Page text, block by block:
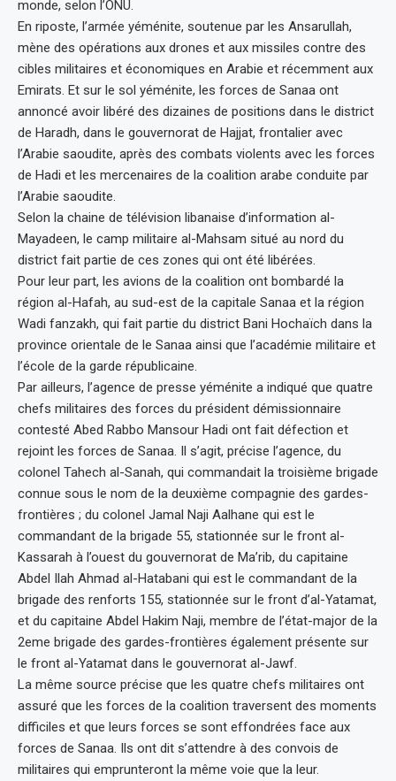
monde, selon l’ONU.
En riposte, l’armée yéménite, soutenue par les Ansarullah,
mène des opérations aux drones et aux missiles contre des
cibles militaires et économiques en Arabie et récemment aux
Emirats. Et sur le sol yéménite, les forces de Sanaa ont
annoncé avoir libéré des dizaines de positions dans le district
de Haradh, dans le gouvernorat de Hajjat, frontalier avec
l’Arabie saoudite, après des combats violents avec les forces
de Hadi et les mercenaires de la coalition arabe conduite par
l’Arabie saoudite.
Selon la chaine de télévision libanaise d’information al-
Mayadeen, le camp militaire al-Mahsam situé au nord du
district fait partie de ces zones qui ont été libérées.
Pour leur part, les avions de la coalition ont bombardé la
région al-Hafah, au sud-est de la capitale Sanaa et la région
Wadi fanzakh, qui fait partie du district Bani Hochaïch dans la
province orientale de le Sanaa ainsi que l’académie militaire et
l’école de la garde républicaine.
Par ailleurs, l’agence de presse yéménite a indiqué que quatre
chefs militaires des forces du président démissionnaire
contesté Abed Rabbo Mansour Hadi ont fait défection et
rejoint les forces de Sanaa. Il s’agit, précise l’agence, du
colonel Tahech al-Sanah, qui commandait la troisième brigade
connue sous le nom de la deuxième compagnie des gardes-
frontières ; du colonel Jamal Naji Aalhane qui est le
commandant de la brigade 55, stationnée sur le front al-
Kassarah à l’ouest du gouvernorat de Ma’rib, du capitaine
Abdel Ilah Ahmad al-Hatabani qui est le commandant de la
brigade des renforts 155, stationnée sur le front d’al-Yatamat,
et du capitaine Abdel Hakim Naji, membre de l’état-major de la
2eme brigade des gardes-frontières également présente sur
le front al-Yatamat dans le gouvernorat al-Jawf.
La même source précise que les quatre chefs militaires ont
assuré que les forces de la coalition traversent des moments
difficiles et que leurs forces se sont effondrées face aux
forces de Sanaa. Ils ont dit s’attendre à des convois de
militaires qui emprunteront la même voie que la leur.